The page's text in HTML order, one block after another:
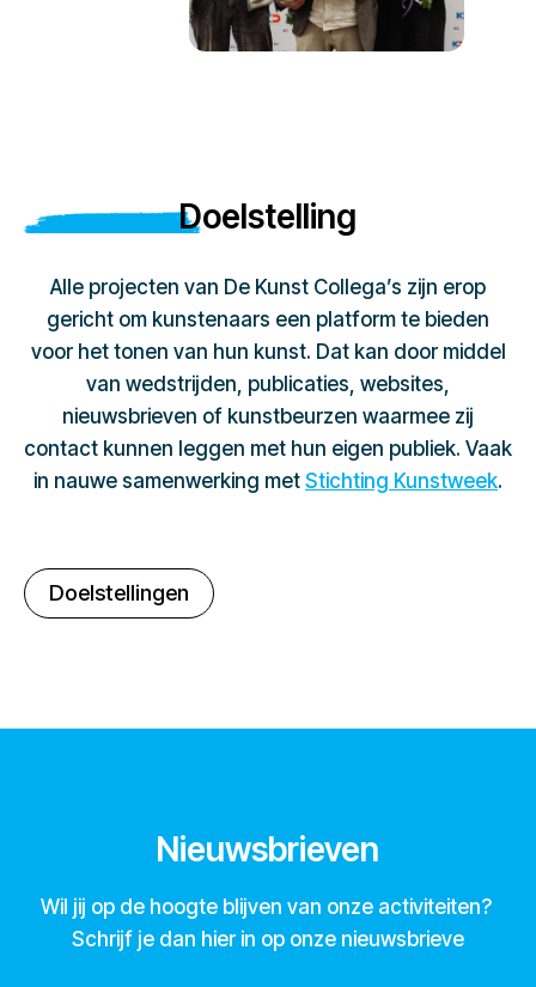
Doelstelling
Alle projecten van De Kunst Collega’s zijn erop
gericht om kunstenaars een platform te bieden
voor het tonen van hun kunst. Dat kan door middel
van wedstrijden, publicaties, websites,
nieuwsbrieven of kunstbeurzen waarmee zij
contact kunnen leggen met hun eigen publiek. Vaak
in nauwe samenwerking met Stichting Kunstweek.
Doelstellingen
Nieuwsbrieven
Wil jij op de hoogte blijven van onze activiteiten?
Schrijf je dan hier in op onze nieuwsbrieve